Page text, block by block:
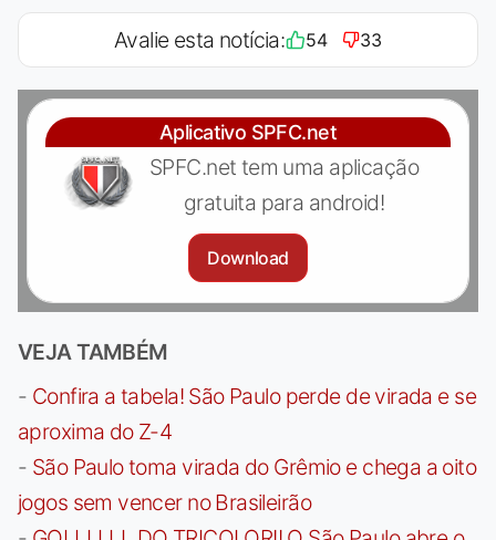
Avalie esta notícia: 54 33
Aplicativo SPFC.net
SPFC.net tem uma aplicação
gratuita para android!
Download
VEJA TAMBÉM
- Confira a tabela! São Paulo perde de virada e se
aproxima do Z-4
- São Paulo toma virada do Grêmio e chega a oito
jogos sem vencer no Brasileirão